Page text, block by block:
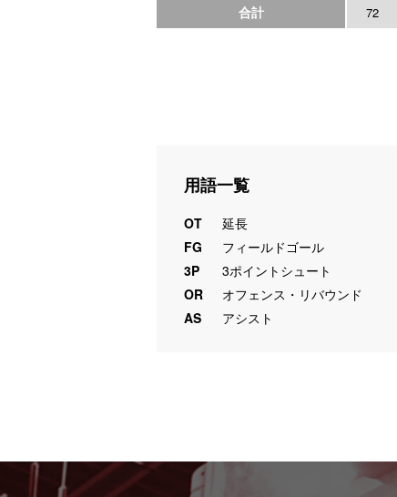
合計 72
用語一覧
OT 延長
FG
フィールドゴール
3P
3ポイントシュート
OR
オフェンス・リバウンド
AS
アシスト